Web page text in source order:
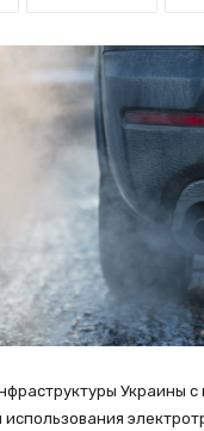
Украины с